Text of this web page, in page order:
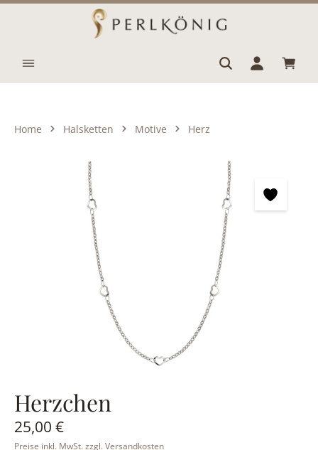
Zum Hauptinhalt springen
Home Halsketten Motive Herz
Bildergalerie überspringen
Herzchen
Regulärer Preis:
25,00 €
Preise inkl. MwSt. zzgl. Versandkosten